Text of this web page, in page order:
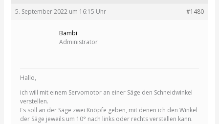
5. September 2022 um 16:15 Uhr #1480
Bambi
Administrator
Hallo,
ich will mit einem Servomotor an einer Säge den Schneidwinkel
verstellen.
Es soll an der Säge zwei Knöpfe geben, mit denen ich den Winkel
der Säge jeweils um 10° nach links oder rechts verstellen kann.